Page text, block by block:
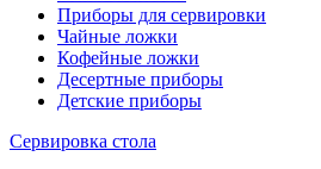
Приборы для сервировки
Чайные ложки
Кофейные ложки
Десертные приборы
Детские приборы
Сервировка стола